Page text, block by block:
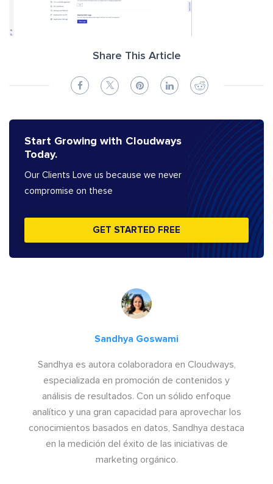
Share This Article
Start Growing with Cloudways
Today.
Our Clients Love us because we never
compromise on these
GET STARTED FREE
Sandhya Goswami
Sandhya es autora colaboradora en Cloudways,
especializada en promoción de contenidos y
análisis de resultados. Con un sólido enfoque
analítico y una gran capacidad para aprovechar los
conocimientos basados en datos, Sandhya destaca
en la medición del éxito de las iniciativas de
marketing orgánico.